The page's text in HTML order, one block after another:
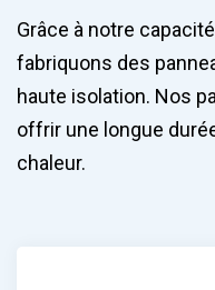
Grâce à notre
fabriquons des
haute isolation. Nos
offrir une longue
chaleur.